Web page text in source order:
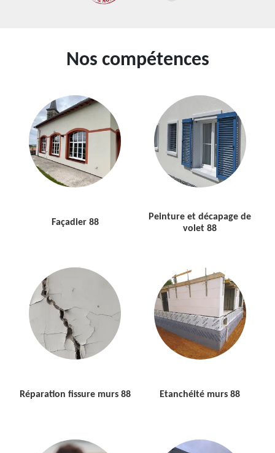
Nos compétences
Façadier 88
Peinture et décapage de
volet 88
Réparation fissure murs 88 Etanchéité murs 88